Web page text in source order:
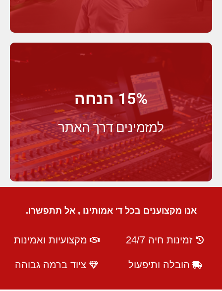
15% הנחה
למזמינים דרך האתר
אנו מקצוענים בכל ד' אמותינו , אל תתפשרו.
זמינות חיה 24/7 מקצועיות ואמינות
הובלה ותיפעול ציוד ברמה גבוהה